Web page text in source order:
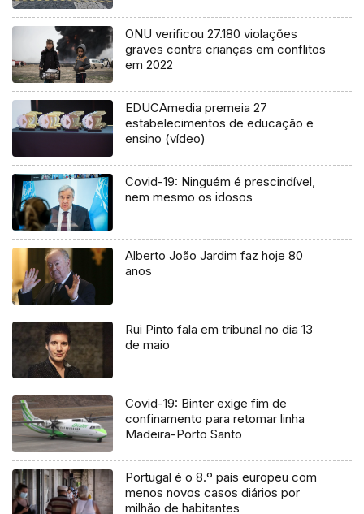
ONU verificou 27.180 violações
graves contra crianças em conflitos
em 2022
EDUCAmedia premeia 27
estabelecimentos de educação e
ensino (vídeo)
Covid-19: Ninguém é prescindível,
nem mesmo os idosos
Alberto João Jardim faz hoje 80
anos
Rui Pinto fala em tribunal no dia 13
de maio
Covid-19: Binter exige fim de
confinamento para retomar linha
Madeira-Porto Santo
Portugal é o 8.º país europeu com
menos novos casos diários por
milhão de habitantes